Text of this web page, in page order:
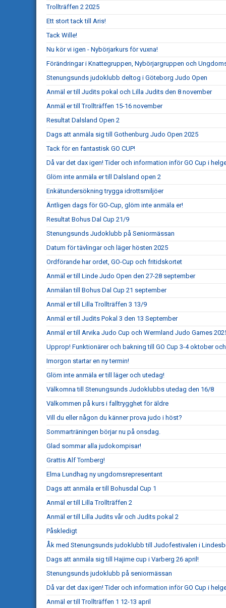
Trollträffen 2 2025
Ett stort tack till Aris!
Tack Wille!
Nu kör vi igen - Nybörjarkurs för vuxna!
Förändringar i Knattegruppen, Nybörjargruppen och
Stenungsunds judoklubb deltog i Göteborg Judo Open
Anmäl er till Judits pokal och Lilla Judits den 8 november
Anmäl er till Trollträffen 15-16 november
Resultat Dalsland Open 2
Dags att anmäla sig till Gothenburg Judo Open 2025
Tack för en fantastisk GO CUP!
Då var det dax igen! Tider och information inför GO Cup i
Glöm inte anmäla er till Dalsland open 2
Enkätundersökning trygga idrottsmiljöer
Äntligen dags för GO-Cup, glöm inte anmäla er!
Resultat Bohus Dal Cup 21/9
Stenungsunds Judoklubb på Seniormässan
Datum för tävlingar och läger hösten 2025
Ordförande har ordet, GO-Cup och fritidskortet
Anmäl er till Linde Judo Open den 27-28 september
Anmälan till Bohus Dal Cup 21 september
Anmäl er till Lilla Trollträffen 3 13/9
Anmäl er till Judits Pokal 3 den 13 September
Anmäl er till Arvika Judo Cup och Wermland Judo Games
Upprop! Funktionärer och bakning till GO Cup 3-4 oktober
Imorgon startar en ny termin!
Glöm inte anmäla er till läger och utedag!
Välkomna till Stenungsunds Judoklubbs utedag den 16/8
Välkommen på kurs i falltrygghet för äldre
Vill du eller någon du känner prova judo i höst?
Sommarträningen börjar nu på onsdag.
Glad sommar alla judokompisar!
Grattis Alf Tornberg!
Elma Lundhag ny ungdomsrepresentant
Dags att anmäla er till Bohusdal Cup 1
Anmäl er till Lilla Trollträffen 2
Anmäl er till Lilla Judits vår och Judits pokal 2
Påskledigt
Åk med Stenungsunds judoklubb till Judofestivalen i
Dags att anmäla sig till Hajime cup i Varberg 26 april!
Stenungsunds judoklubb på seniormässan
Då var det dax igen! Tider och information inför GO Cup i
Anmäl er till Trollträffen 1 12-13 april